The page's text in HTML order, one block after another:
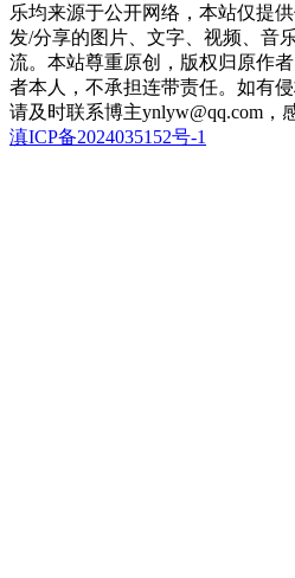
乐均来源于公开网络，本站仅提
发/分享的图片、文字、视频、音
流。本站尊重原创，版权归原作
者本人，不承担连带责任。如有
请及时联系博主ynlyw@qq.com，
滇ICP备2024035152号-1